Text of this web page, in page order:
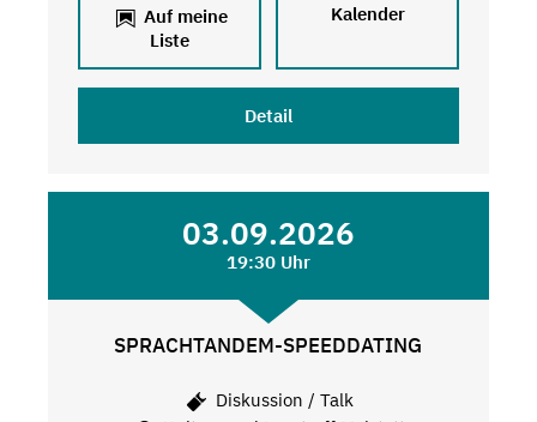
Auf meine
Liste
Kalender
Detail
03.09.2026
19:30 Uhr
SPRACHTANDEM-SPEEDDATING
Diskussion / Talk